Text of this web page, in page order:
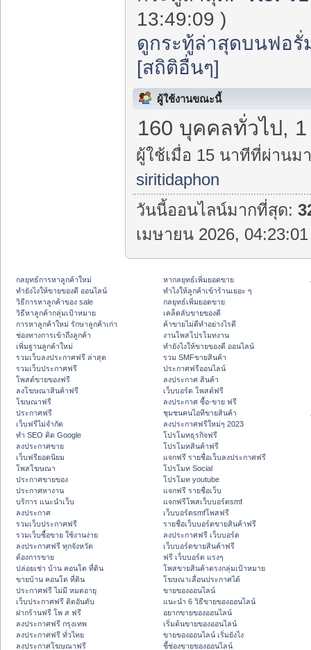
13:49:09 )
ดูกระทู้ล่าสุดบนฟอรั่
[สถิติอื่นๆ]
ผู้ใช้งานขณะนี้
160 บุคคลทั่วไป,
ผู้ใช้เมื่อ 15 นาทีที่ผ่านม
siritidaphon
วันนี้ออนไลน์มากที่สุด:
เมษายน 2026,
กลยุทธ์การหาลูกค้าใหม่
ทํายังไงให้ขายของดี ออนไลน์
วิธีการหาลูกค้าของ sale
วิธีหาลูกค้ากลุ่มเป้าหมาย
การหาลูกค้าใหม่ รักษาลูกค้าเก่า
ช่องทางการเข้าถึงลูกค้า
เพิ่มฐานลูกค้าใหม่
รวมเว็บลงประกาศฟรี ล่าสุด
รวมเว็บประกาศฟรี
โพสต์ขายของฟรี
ลงโฆษณาสินค้าฟรี
โฆษณาฟรี
ประกาศฟรี
เว็บฟรีไม่จำกัด
ทำ SEO ติด Google
ลงประกาศขาย
เว็บฟรียอดนิยม
โพสโฆษณา
ประกาศขายของ
ประกาศหางาน
บริการ แนะนำเว็บ
ลงประกาศ
รวมเว็บประกาศฟรี
รวมเว็บซื้อขาย ใช้งานง่าย
ลงประกาศฟรี ทุกจังหวัด
ต้องการขาย
ปล่อยเช่า บ้าน คอนโด ที่ดิน
ขายบ้าน คอนโด ที่ดิน
ประกาศฟรี ไม่มี หมดอายุ
เว็บประกาศฟรี ติดอันดับ
ฝากร้านฟรี โพ ส ฟรี
ลงประกาศฟรี กรุงเทพ
ลงประกาศฟรี ทั่วไทย
ลงประกาศโฆษณาฟรี
หากลยุทธ์เพิ่มยอดขาย
ทําไงให้ลูกค้าเข้าร้านเยอะ ๆ
กลยุทธ์เพิ่มยอดขาย
เคล็ดลับขายของดี
ค้าขายไม่ดีทำอย่างไรดี
งานโพสโปรโมทงาน
ทํายังไงให้ขายของดี ออนไลน์
รวม SMFขายสินค้า
ประกาศฟรีออนไลน์
ลงประกาศ สินค้า
เว็บบอร์ด โพสต์ฟรี
ลงประกาศ ซื้อ-ขาย ฟรี
ชุมชนคนไอทีขายสินค้า
ลงประกาศฟรีใหม่ๆ 2023
โปรโมทธุรกิจฟรี
โปรโมทสินค้าฟรี
แจกฟรี รายชื่อเว็บลงประกาศฟรี
โปรโมท Social
โปรโมท youtube
แจกฟรี รายชื่อเว็บ
แจกฟรีโพสเว็บบอร์ดsmf
เว็บบอร์ดsmfโพสฟรี
รายชื่อเว็บบอร์ดขายสินค้าฟรี
ลงประกาศฟรี เว็บบอร์ด
เว็บบอร์ดขายสินค้าฟรี
ฟรี เว็บบอร์ด แรงๆ
โพสขายสินค้าตรงกลุ่มเป้าหมาย
โฆษณาเลื่อนประกาศได้
ขายของออนไลน์
แนะนำ 6 วิธีขายของออนไลน์
อยากขายของออนไลน์
เริ่มต้นขายของออนไลน์
ขายของออนไลน์ เริ่มยังไง
ชี้ช่องขายของออนไลน์